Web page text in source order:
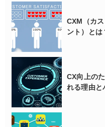
CXM（カ
ント）とは
CX向上の
れる理由と